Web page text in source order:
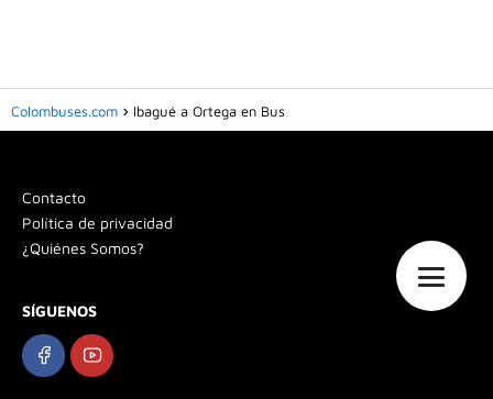
Colombuses.com Ibagué a Ortega en Bus
Contacto
Política de privacidad
¿Quiénes Somos?
SÍGUENOS